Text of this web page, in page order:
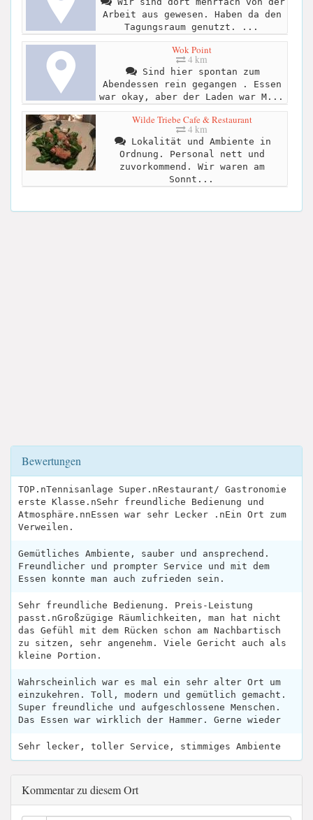
Arbeit aus gewesen. Haben da den
Tagungsraum genutzt. ...
Wok Point
4 km
Sind hier spontan zum
Abendessen rein gegangen . Essen
war okay, aber der Laden war M...
Wilde Triebe Cafe & Restaurant
4 km
Lokalität und Ambiente in
Ordnung. Personal nett und
zuvorkommend. Wir waren am
Sonnt...
Bewertungen
TOP.nTennisanlage Super.nRestaurant/ Gastronomie
erste Klasse.nSehr freundliche Bedienung und
Atmosphäre.nnEssen war sehr Lecker .nEin Ort zum
Verweilen.
Gemütliches Ambiente, sauber und ansprechend.
Freundlicher und prompter Service und mit dem
Essen konnte man auch zufrieden sein.
Sehr freundliche Bedienung. Preis-Leistung
passt.nGroßzügige Räumlichkeiten, man hat nicht
das Gefühl mit dem Rücken schon am Nachbartisch
zu sitzen, sehr angenehm. Viele Gericht auch als
kleine Portion.
Wahrscheinlich war es mal ein sehr alter Ort um
einzukehren. Toll, modern und gemütlich gemacht.
Super freundliche und aufgeschlossene Menschen.
Das Essen war wirklich der Hammer. Gerne wieder
Sehr lecker, toller Service, stimmiges Ambiente
Kommentar zu diesem Ort